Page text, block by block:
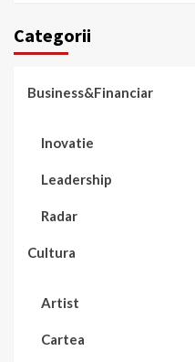
Categorii
Business&Financiar
Inovatie
Leadership
Radar
Cultura
Artist
Cartea